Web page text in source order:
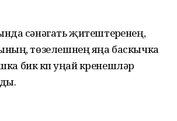
сәнәгать җитештерүенең,
төзелешнең яңа баскычка
бик күп уңай күренешләр